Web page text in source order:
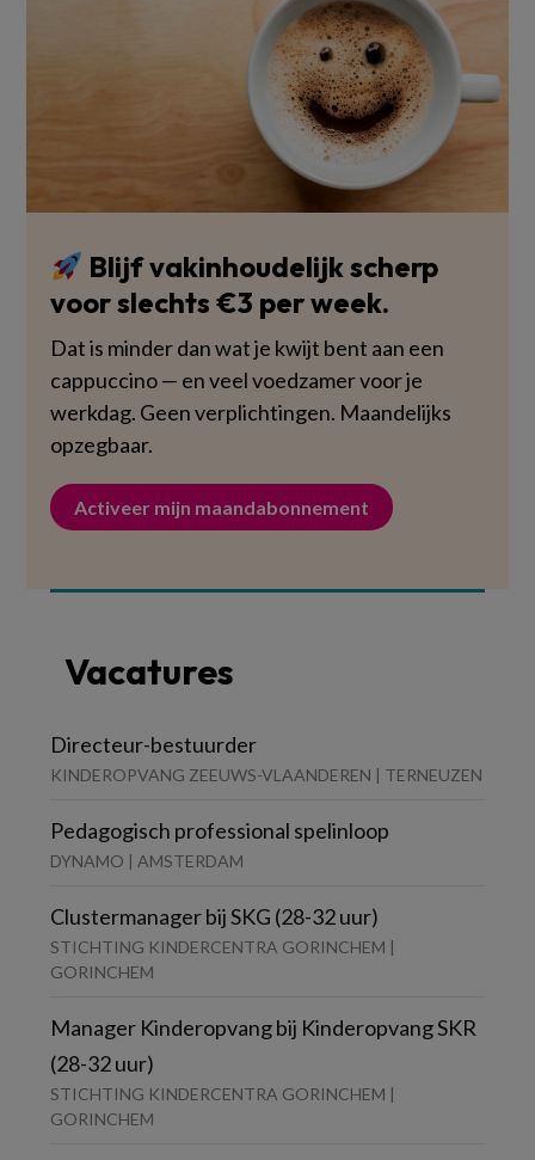
Blijf vakinhoudelijk scherp
voor slechts €3 per week.
Dat is minder dan wat je kwijt bent aan een
cappuccino — en veel voedzamer voor je
werkdag. Geen verplichtingen. Maandelijks
opzegbaar.
Activeer mijn maandabonnement
Vacatures
Directeur-bestuurder
KINDEROPVANG ZEEUWS-VLAANDEREN | TERNEUZEN
Pedagogisch professional spelinloop
DYNAMO | AMSTERDAM
Clustermanager bij SKG (28-32 uur)
STICHTING KINDERCENTRA GORINCHEM |
GORINCHEM
Manager Kinderopvang bij Kinderopvang SKR
(28-32 uur)
STICHTING KINDERCENTRA GORINCHEM |
GORINCHEM